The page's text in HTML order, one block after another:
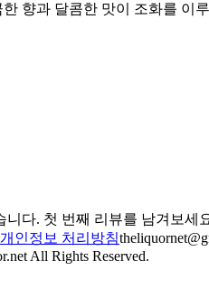
향과 달콤한 맛이 조화를 이
니다. 첫 번째 리뷰를 남겨보세
개인정보 처리방침
All Rights Reserved.